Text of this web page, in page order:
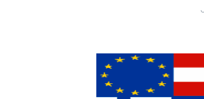
သုတပဒေသာ အင်္ဂလိပ်စာ